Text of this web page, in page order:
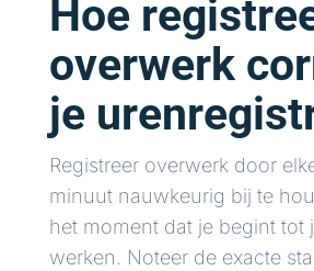
Hoe
overwerk
je
Registreer overwerk door
minuut nauwkeurig bij te
het moment dat je begint tot
werken. Noteer de exacte